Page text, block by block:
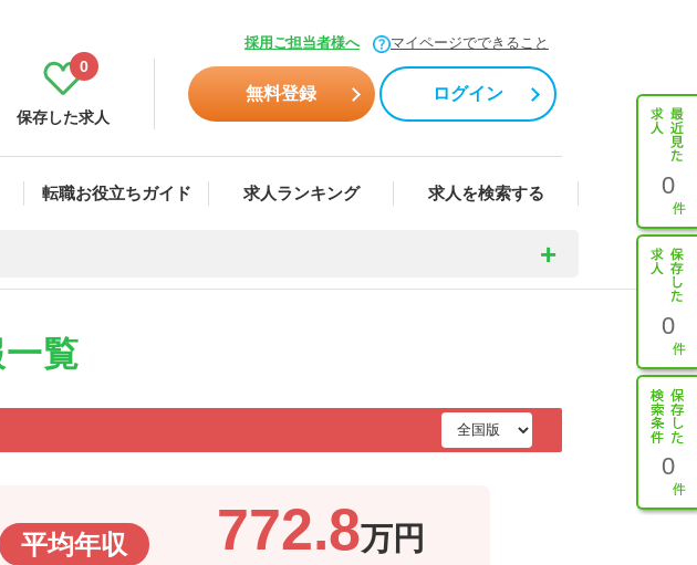
採用ご担当者様へ マイページでできること
保存した求人
0
無料登録 ログイン
転職お役立ちガイド 求人ランキング 求人を検索する 0
0
0
覧
平均年収 772.8万円